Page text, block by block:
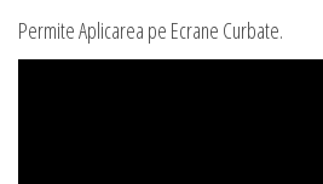
Permite Aplicarea pe Ecrane Curbate.